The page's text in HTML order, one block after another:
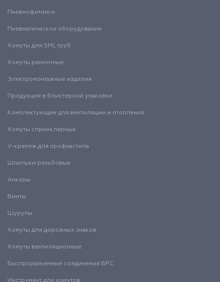
Пневмофитинги
Пневматическое оборудование
Хомуты для SML труб
Хомуты ремонтные
Электромонтажные изделия
Продукция в блистерной упаковке
Комплектующие для вентиляции и отопления
Хомуты спринклерные
V-крепеж для профнастила
Шпильки резьбовые
Анкеры
Винты
Шурупы
Хомуты для дорожных знаков
Хомуты вентиляционные
Быстроразъемные соединения БРС
Инструмент для хомутов